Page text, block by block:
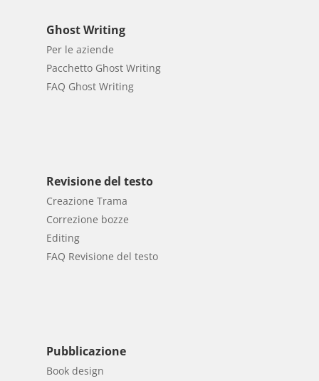
Ghost Writing
Per le aziende
Pacchetto Ghost Writing
FAQ Ghost Writing
Revisione del testo
Creazione Trama
Correzione bozze
Editing
FAQ Revisione del testo
Pubblicazione
Book design